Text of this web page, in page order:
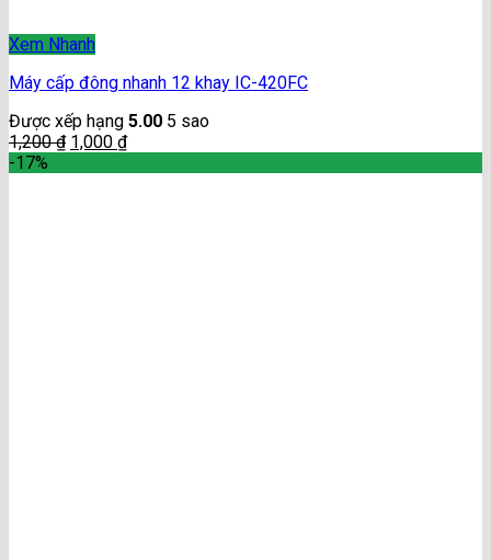
Xem Nhanh
Máy cấp đông nhanh 12 khay IC-420FC
Được xếp hạng 5.00 5 sao
1,200₫ 1,000 ₫
-17%